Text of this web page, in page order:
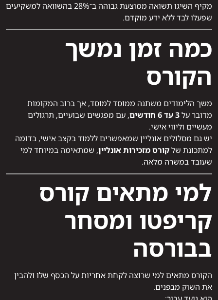
מקיף השיגו תשואה ממוצעת גבוהה ב־28% בהשוואה למשקיעים
שפעלו לבד ללא ידע מוקדם.
כמה זמן נמשך
הקורס
משך הלימודים משתנה ממוסד למוסד, אך ברוב המקומות
מדובר על3 עד 6 חודשים
, עם מפגשים שבועיים, תרגולים
מעשיים וליווי אישי.
יש גם מסלולים אונליין שמאפשרים ללמוד בקצב אישי, בדומה
למתכונת שלקורס מזכירות אונליין, שמתאימה במיוחד למי
שעובד במשרה מלאה.
למי מתאים קורס
קריפטו ומסחר
בבורסה
הקורס מתאים למי שרוצה לקחת אחריות על הכסף שלו ולהבין
את השוק מבפנים.